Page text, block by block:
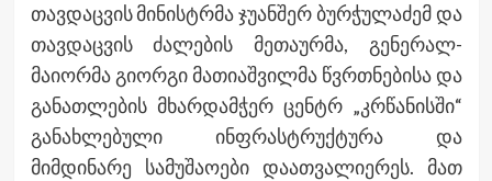
თავდაცვის მინისტრმა ჯუანშერ ბურჭულაძემ და
თავდაცვის ძალების მეთაურმა, გენერალ-
მაიორმა გიორგი მათიაშვილმა წვრთნებისა და
განათლების მხარდამჭერ ცენტრ „კრწანისში“
განახლებული ინფრასტრუქტურა და
მიმდინარე სამუშაოები დაათვალიერეს. მათ